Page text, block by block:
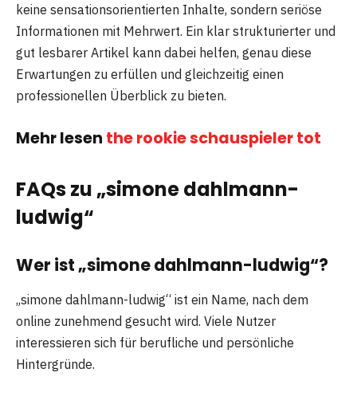
keine sensationsorientierten Inhalte, sondern seriöse
Informationen mit Mehrwert. Ein klar strukturierter und
gut lesbarer Artikel kann dabei helfen, genau diese
Erwartungen zu erfüllen und gleichzeitig einen
professionellen Überblick zu bieten.
Mehr lesen the rookie schauspieler tot
FAQs zu „simone dahlmann-
ludwig“
Wer ist „simone dahlmann-ludwig“?
„simone dahlmann-ludwig“ ist ein Name, nach dem
online zunehmend gesucht wird. Viele Nutzer
interessieren sich für berufliche und persönliche
Hintergründe.